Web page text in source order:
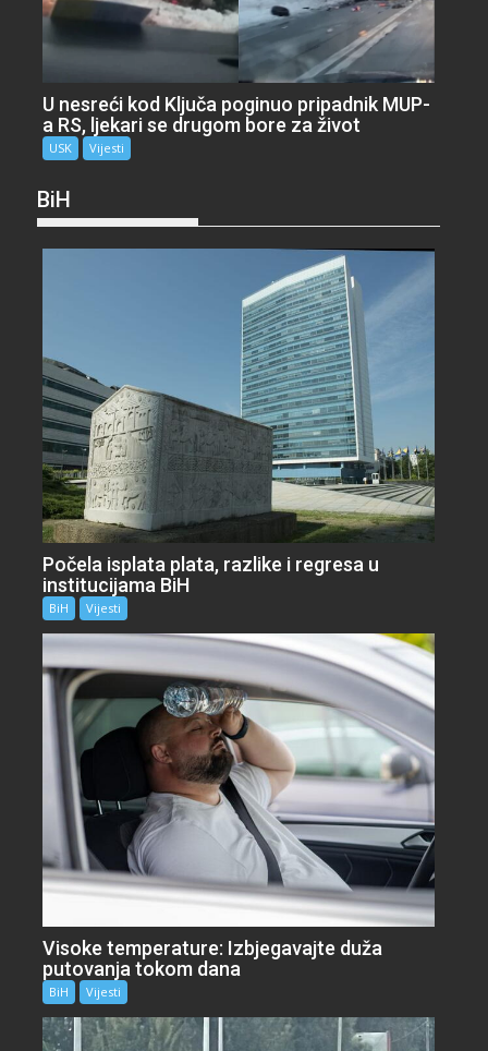
U nesreći kod Ključa poginuo pripadnik MUP-
a RS, ljekari se drugom bore za život
USK Vijesti
BiH
Počela isplata plata, razlike i regresa u
institucijama BiH
BiH Vijesti
Visoke temperature: Izbjegavajte duža
putovanja tokom dana
BiH Vijesti